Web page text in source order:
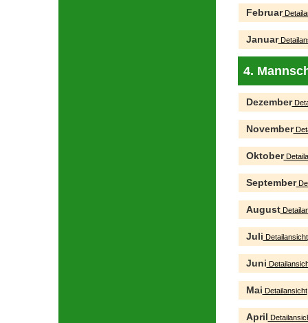
Februar
Januar
4.
Dezember
November
Oktober
September
August
Juli Detailansicht
Juni
Mai Detailansicht
April